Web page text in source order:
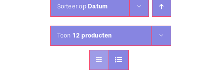
Blanco Textiel
Sorteer op Datum
Toon 12 producten